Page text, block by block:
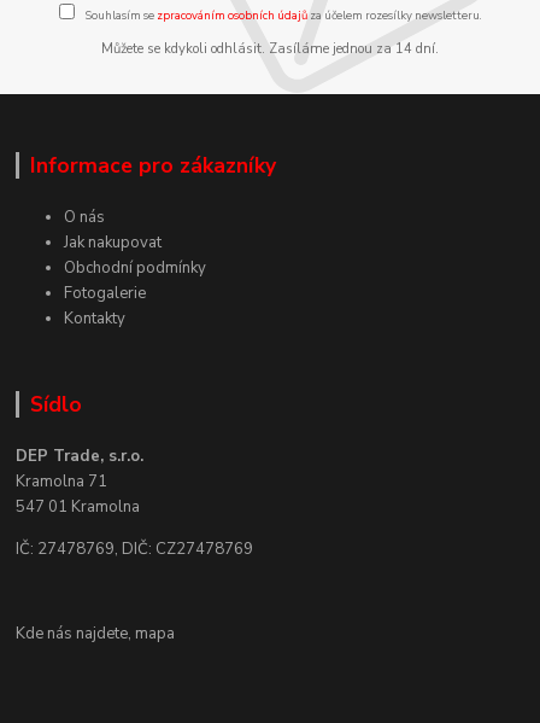
Souhlasím se zpracováním osobních údajůza účelem rozesílky newsletteru.
Můžete se kdykoli odhlásit. Zasíláme jednou za 14 dní.
Informace pro zákazníky
O nás
Jak nakupovat
Obchodní podmínky
Fotogalerie
Kontakty
Sídlo
DEP Trade, s.r.o.
Kramolna 71
547 01 Kramolna
IČ: 27478769, DIČ: CZ27478769
Kde nás najdete, mapa